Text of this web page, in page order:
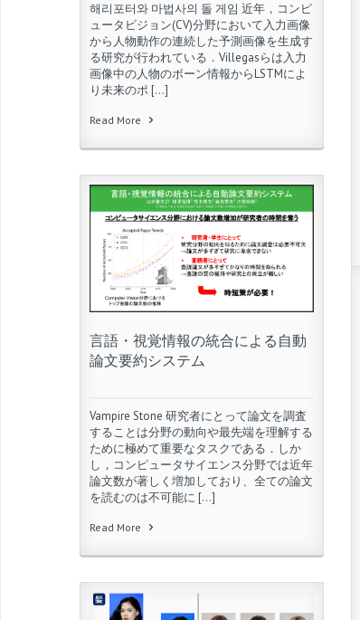
해리포터와 마법사의 돌 게임 近年，コンピ
ュータビジョン(CV)分野において入力画像
から人物動作の連続した予測画像を生成す
る研究が行われている．Villegasらは入力
画像中の人物のボーン情報からLSTMによ
り未来のポ […]
Read More
言語・視覚情報の統合による自動
論文要約システム
Vampire Stone 研究者にとって論文を調査
することは分野の動向や最先端を理解する
ために極めて重要なタスクである．しか
し，コンピュータサイエンス分野では近年
論文数が著しく増加しており、全ての論文
を読むのは不可能に […]
Read More